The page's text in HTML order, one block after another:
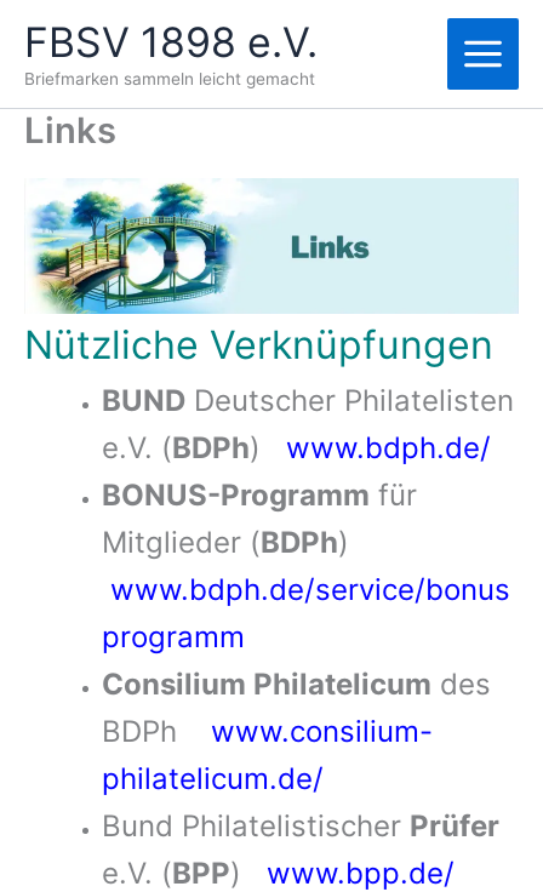
Inhalt
springen
FBSV 1898 e.V.
Briefmarken sammeln leicht gemacht
Links
Nützliche Verknüpfungen
BUNDDeutscher Philatelisten
e.V. (BDPh) www.bdph.de/
BONUS-Programm für
Mitglieder (BDPh)
www.bdph.de/service/bonus
programm
Consilium Philatelicum des
BDPh
www.consilium-
philatelicum.de/
Bund Philatelistischer Prüfer
e.V. (BPP) www.bpp.de/